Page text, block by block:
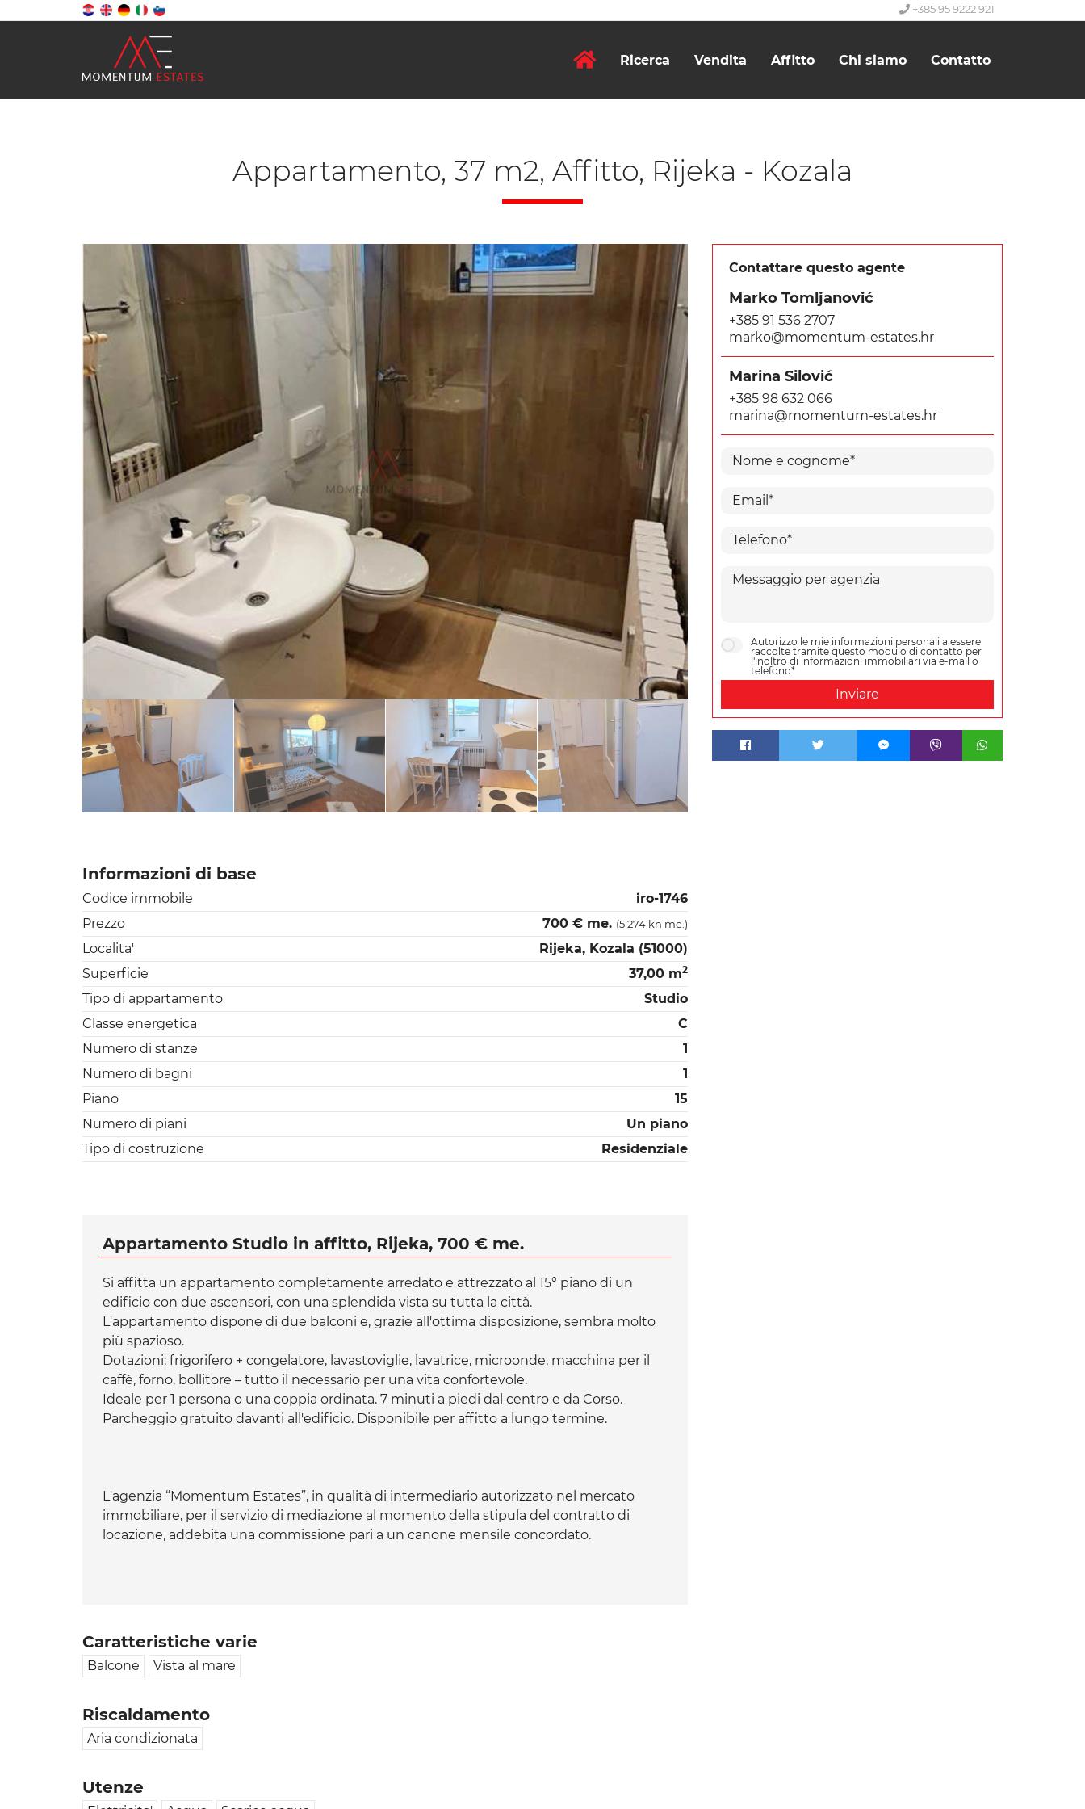
+385 95 9222 921
Ricerca Vendita Affitto Chi siamo Contatto
Appartamento, 37 m2, Affitto, Rijeka - Kozala
Informazioni di base
Codice immobile
iro-1746
Prezzo
700 € me. (5 274 kn me.)
Localita'
Rijeka, Kozala (51000)
Superficie
37,00 m2
Tipo di appartamento
Studio
Classe energetica
C
Numero di stanze
1
Numero di bagni
1
Piano
15
Numero di piani
Un piano
Tipo di costruzione
Residenziale
Appartamento Studio in affitto, Rijeka, 700 € me.
Si affitta un appartamento completamente arredato e attrezzato al 15° piano di un
edificio con due ascensori, con una splendida vista su tutta la città.
L'appartamento dispone di due balconi e, grazie all'ottima disposizione, sembra molto
più spazioso.
Dotazioni: frigorifero + congelatore, lavastoviglie, lavatrice, microonde, macchina per il
caffè, forno, bollitore – tutto il necessario per una vita confortevole.
Ideale per 1 persona o una coppia ordinata. 7 minuti a piedi dal centro e da Corso.
Parcheggio gratuito davanti all'edificio. Disponibile per affitto a lungo termine.
L'agenzia “Momentum Estates”, in qualità di intermediario autorizzato nel mercato
immobiliare, per il servizio di mediazione al momento della stipula del contratto di
locazione, addebita una commissione pari a un canone mensile concordato.
Caratteristiche varie
Balcone Vista al mare
Riscaldamento
Aria condizionata
Utenze
Contattare questo agente
Marko Tomljanović
+385 91 536 2707
marko@momentum-estates.hr
Marina Silović
+385 98 632 066
marina@momentum-estates.hr
Autorizzo le mie informazioni personali a essere
raccolte tramite questo modulo di contatto per
l'inoltro di informazioni immobiliari via e-mail o
telefono*
Inviare